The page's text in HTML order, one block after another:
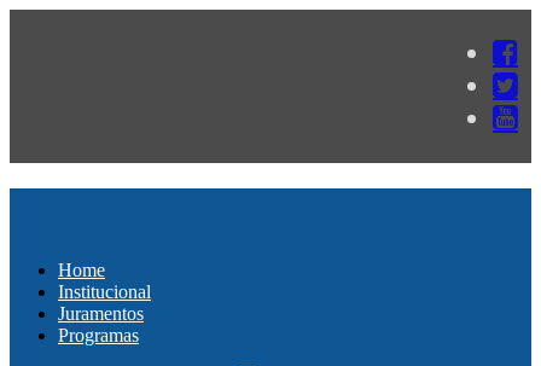
Home
Institucional
Juramentos
Programas